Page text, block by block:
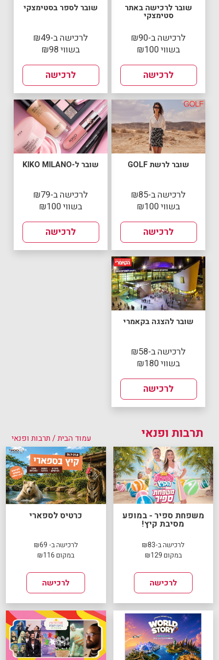
שובר לרכישה באתר
סטימצקי
לרכישה ב-₪90
בשווי ₪100
לרכישה
שובר לספר בסטימצקי
לרכישה ב-₪49
בשווי ₪98
לרכישה
שובר לרשת GOLF
לרכישה ב-₪85
בשווי ₪100
לרכישה
שובר ל-KIKO MILANO
לרכישה ב-₪79
בשווי ₪100
לרכישה
שובר להצגה בקאמרי
לרכישה ב-₪58
בשווי ₪180
לרכישה
עמוד הבית/ תרבות ופנאי תרבות ופנאי
משפחת ספיר - במופע
מסיבת קיץ!
לרכישה ב-₪83
במקום ₪129
לרכישה
כרטיס לספארי
לרכישה ב- ₪69
במקום ₪116
לרכישה